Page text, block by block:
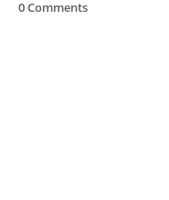
0 Comments